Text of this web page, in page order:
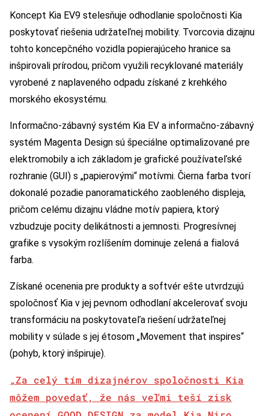
Koncept Kia EV9 stelesňuje odhodlanie spoločnosti Kia
poskytovať riešenia udržateľnej mobility. Tvorcovia dizajnu
tohto koncepčného vozidla popierajúceho hranice sa
inšpirovali prírodou, pričom využili recyklované materiály
vyrobené z naplaveného odpadu získané z krehkého
morského ekosystému.
Informačno-zábavný systém Kia EV a informačno-zábavný
systém Magenta Design sú špeciálne optimalizované pre
elektromobily a ich základom je grafické používateľské
rozhranie (GUI) s „papierovými“ motívmi. Čierna farba tvorí
dokonalé pozadie panoramatického zaobleného displeja,
pričom celému dizajnu vládne motív papiera, ktorý
vzbudzuje pocity delikátnosti a jemnosti. Progresívnej
grafike s vysokým rozlíšením dominuje zelená a fialová
farba.
Získané ocenenia pre produkty a softvér ešte utvrdzujú
spoločnosť Kia v jej pevnom odhodlaní akcelerovať svoju
transformáciu na poskytovateľa riešení udržateľnej
mobility v súlade s jej étosom „Movement that inspires“
(pohyb, ktorý inšpiruje).
„Za celý tím dizajnérov spoločnosti Kia
môžem povedať, že nás veľmi teší zisk